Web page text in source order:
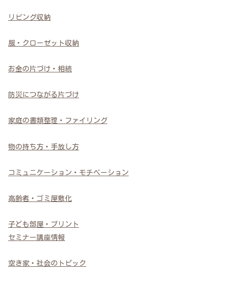
リビング収納
服・クローゼット収納
お金の片づけ・相続
防災につながる片づけ
家庭の書類整理・ファイリング
物の持ち方・手放し方
コミュニケーション・モチベーション
高齢者・ゴミ屋敷化
子ども部屋・プリント
セミナー講座情報
空き家・社会のトピック